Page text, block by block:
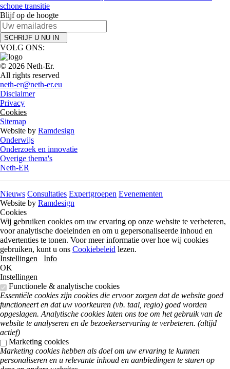
schone transitie
Blijf op de hoogte
SCHRIJF U NU IN
VOLG ONS:
© 2026 Neth-Er.
All rights reserved
neth-er@neth-er.eu
Disclaimer
Privacy
Cookies
Sitemap
Website by Ramdesign
Onderwijs
Onderzoek en innovatie
Overige thema's
Neth-ER
Nieuws Consultaties Expertgroepen Evenementen
Website by Ramdesign
Cookies
Wij gebruiken cookies om uw ervaring op onze website te verbeteren,
voor analytische doeleinden en om u gepersonaliseerde inhoud en
advertenties te tonen. Voor meer informatie over hoe wij cookies
gebruiken, kunt u ons Cookiebeleid lezen.
Instellingen
Info
OK
Instellingen
Functionele & analytische cookies
Essentiële cookies zijn cookies die ervoor zorgen dat de website goed
functioneert en dat uw voorkeuren (vb. taal, regio) goed worden
opgeslagen. Analytische cookies laten ons toe om het gebruik van de
website te analyseren en de bezoekerservaring te verbeteren. (altijd
actief)
Marketing cookies
Marketing cookies hebben als doel om uw ervaring te kunnen
personaliseren en u relevante inhoud en aanbiedingen te sturen op